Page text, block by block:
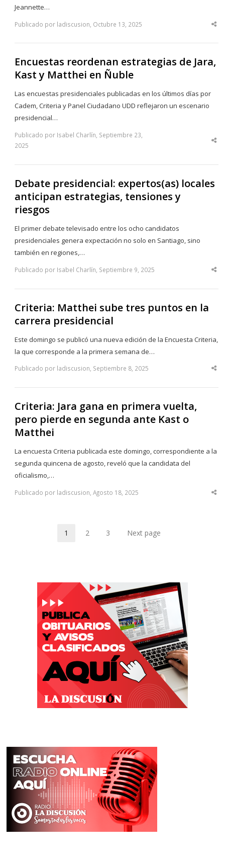
Jeannette…
Publicado por ladiscusion, Octubre 13, 2025
Encuestas reordenan estrategias de Jara,
Kast y Matthei en Ñuble
Las encuestas presidenciales publicadas en los últimos días por
Cadem, Criteria y Panel Ciudadano UDD reflejaron un escenario
presidencial…
Publicado por Isabel Charlín, Septiembre 23,
2025
Debate presidencial: expertos(as) locales
anticipan estrategias, tensiones y
riesgos
El primer debate televisado entre los ocho candidatos
presidenciales genera expectación no solo en Santiago, sino
también en regiones,…
Publicado por Isabel Charlín, Septiembre 9, 2025
Criteria: Matthei sube tres puntos en la
carrera presidencial
Este domingo se publicó una nueva edición de la Encuesta Criteria,
la que corresponde a la primera semana de…
Publicado por ladiscusion, Septiembre 8, 2025
Criteria: Jara gana en primera vuelta,
pero pierde en segunda ante Kast o
Matthei
La encuesta Criteria publicada este domingo, correspondiente a la
segunda quincena de agosto, reveló que la candidata del
oficialismo,…
Publicado por ladiscusion, Agosto 18, 2025
Page
1 Page
2 Page
3 Next page